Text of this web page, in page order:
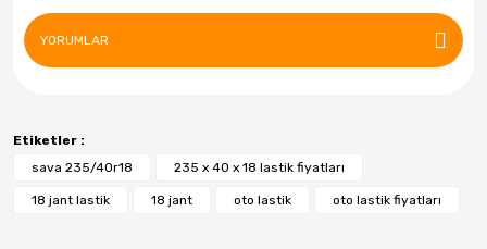
YORUMLAR
Etiketler :
sava 235/40r18
235 x 40 x 18 lastik fiyatları
18 jant lastik 18 jant oto lastik oto lastik fiyatları